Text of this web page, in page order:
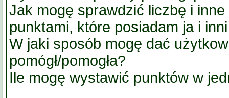
Jak mogę sprawdzić liczbę i
punktami, które posiadam ja i
W jaki sposób mogę dać
pomógł/pomogła?
Ile mogę wystawić punktów w